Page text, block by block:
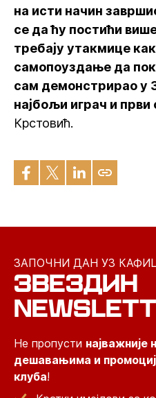
на исти начин
се да ћу постићи
требају утакмице
самопоуздање да
сам демонстрирао у
најбољи играч и први
Крстовић.
ЗАПОЧНИ ДАН УЗ
ЗВЕЗДИН
Не пропусти
дешавањима и
клуба!